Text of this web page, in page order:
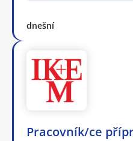
dnešní
Pracovník/ce